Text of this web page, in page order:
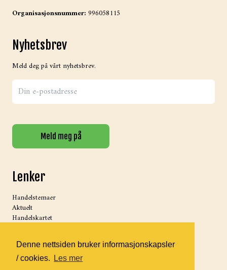
Denne nettsiden bruker informasjonskapsler
/ cookies.
Les mer
Organisasjonsnummer: 996058115
Nyhetsbrev
Meld deg på vårt nyhetsbrev.
Meld meg på
Lenker
Handelstemaer
Aktuelt
Handelskartet
Personvern